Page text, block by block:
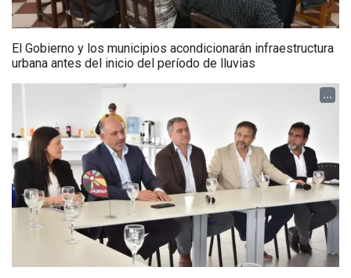
El Gobierno y los municipios acondicionarán infraestructura
urbana antes del inicio del período de lluvias
...